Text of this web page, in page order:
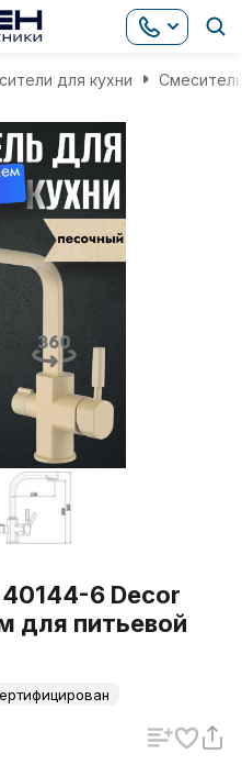
для кухни
6 Decor
для питьевой